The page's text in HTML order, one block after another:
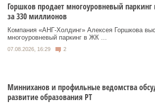
Горшков продает многоуровневый
за 330 миллионов
Компания «АНГ-Холдинг» Алексея Горшкова
многоуровневый паркинг в ЖК ...
07.08.2026, 16:29 2
Минниханов и профильные ведомства
развитие образования РТ